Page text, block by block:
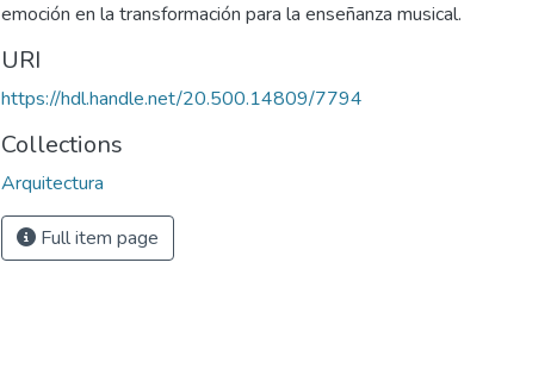
emoción en la transformación para la enseñanza musical.
URI
https://hdl.handle.net/20.500.14809/7794
Collections
Arquitectura
Full item page